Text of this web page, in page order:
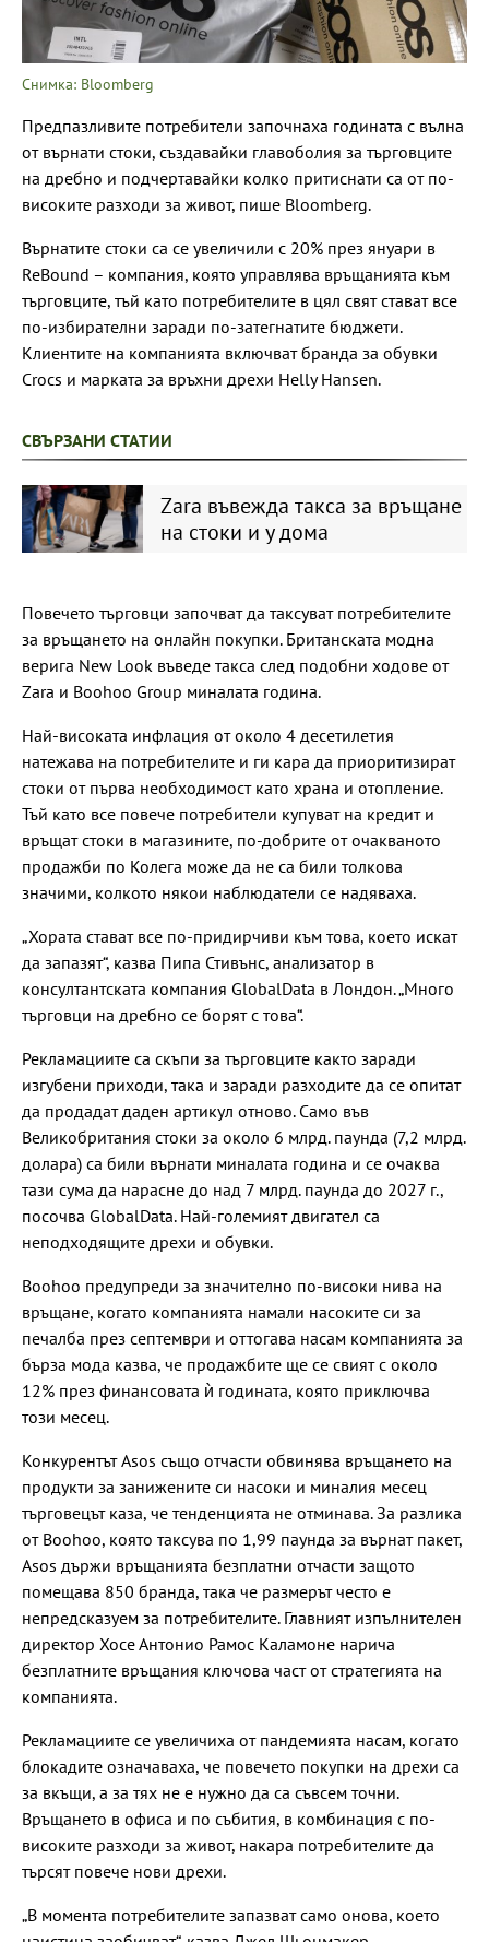
Снимка: Bloomberg
Предпазливите потребители започнаха годината с вълна
от върнати стоки, създавайки главоболия за търговците
на дребно и подчертавайки колко притиснати са от по-
високите разходи за живот, пише Bloomberg.
Върнатите стоки са се увеличили с 20% през януари в
ReBound – компания, която управлява връщанията към
търговците, тъй като потребителите в цял свят стават все
по-избирателни заради по-затегнатите бюджети.
Клиентите на компанията включват бранда за обувки
Crocs и марката за връхни дрехи Helly Hansen.
СВЪРЗАНИ СТАТИИ
Zara въвежда такса за връщане
на стоки и у дома
Повечето търговци започват да таксуват потребителите
за връщането на онлайн покупки. Британската модна
верига New Look въведе такса след подобни ходове от
Zara и Boohoo Group миналата година.
Най-високата инфлация от около 4 десетилетия
натежава на потребителите и ги кара да приоритизират
стоки от първа необходимост като храна и отопление.
Тъй като все повече потребители купуват на кредит и
връщат стоки в магазините, по-добрите от очакваното
продажби по Колега може да не са били толкова
значими, колкото някои наблюдатели се надяваха.
„Хората стават все по-придирчиви към това, което искат
да запазят“, казва Пипа Стивънс, анализатор в
консултантската компания GlobalData в Лондон. „Много
търговци на дребно се борят с това“.
Рекламациите са скъпи за търговците както заради
изгубени приходи, така и заради разходите да се опитат
да продадат даден артикул отново. Само във
Великобритания стоки за около 6 млрд. паунда (7,2 млрд.
долара) са били върнати миналата година и се очаква
тази сума да нарасне до над 7 млрд. паунда до 2027 г.,
посочва GlobalData. Най-големият двигател са
неподходящите дрехи и обувки.
Boohoo предупреди за значително по-високи нива на
връщане, когато компанията намали насоките си за
печалба през септември и оттогава насам компанията за
бърза мода казва, че продажбите ще се свият с около
12% през финансовата ѝ годината, която приключва
този месец.
Конкурентът Asos също отчасти обвинява връщането на
продукти за занижените си насоки и миналия месец
търговецът каза, че тенденцията не отминава. За разлика
от Boohoo, която таксува по 1,99 паунда за върнат пакет,
Asos държи връщанията безплатни отчасти защото
помещава 850 бранда, така че размерът често е
непредсказуем за потребителите. Главният изпълнителен
директор Хосе Антонио Рамос Каламоне нарича
безплатните връщания ключова част от стратегията на
компанията.
Рекламациите се увеличиха от пандемията насам, когато
блокадите означаваха, че повечето покупки на дрехи са
за вкъщи, а за тях не е нужно да са съвсем точни.
Връщането в офиса и по събития, в комбинация с по-
високите разходи за живот, накара потребителите да
търсят повече нови дрехи.
„В момента потребителите запазват само онова, което